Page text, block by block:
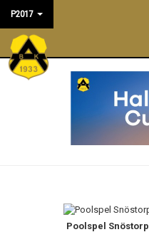
P2017
P2017
TRÄNARE/LEDAREPoolspel Snöstorp